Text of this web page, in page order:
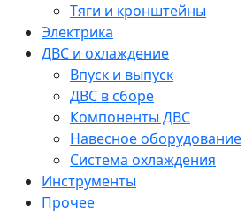
Тяги и кронштейны
Электрика
ДВС и охлаждение
Впуск и выпуск
ДВС в сборе
Компоненты ДВС
Навесное оборудование
Система охлаждения
Инструменты
Прочее